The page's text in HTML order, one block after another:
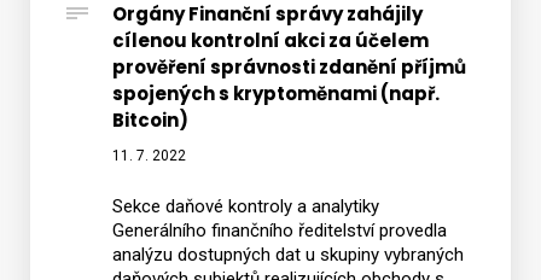
Orgány Finanční správy zahájily
cílenou kontrolní akci za účelem
prověření správnosti zdanění příjmů
spojených s kryptoměnami (např.
Bitcoin)
11. 7. 2022
Sekce daňové kontroly a analytiky
Generálního finančního ředitelství provedla
analýzu dostupných dat u skupiny vybraných